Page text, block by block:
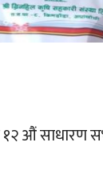
औं साधारण